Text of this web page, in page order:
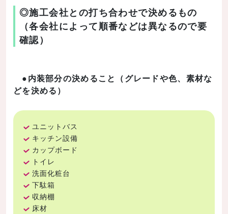
◎施工会社との打ち合わせで決めるもの
（各会社によって順番などは異なるので要
確認）
●内装部分の決めること（グレードや色、素材な
どを決める）
ユニットバス
キッチン設備
カップボード
トイレ
洗面化粧台
下駄箱
収納棚
床材